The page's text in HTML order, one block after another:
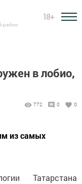
район
18+
в лобио,
772 0 0
из самых
Татарстана